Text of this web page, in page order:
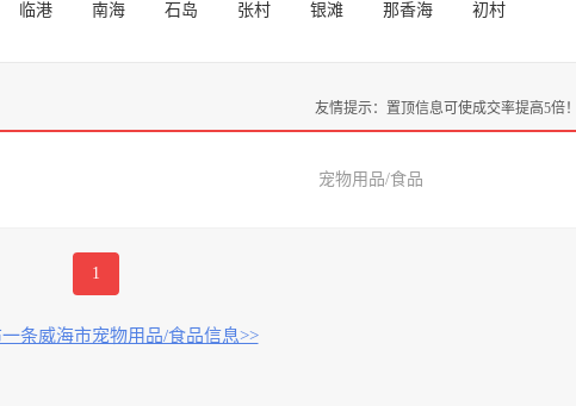
临港 南海 石岛 张村 银滩 那香海 初村
友情提示：置顶信息可使成交率提高5倍！
宠物用品/食品
1
条威海市宠物用品/食品信息>>